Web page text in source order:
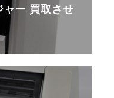
ー 買取させ